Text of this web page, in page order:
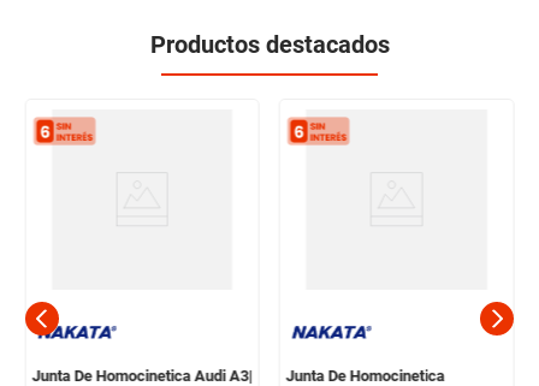
Productos destacados
Junta De Homocinetica Audi A3|
Junta De Homocinetica